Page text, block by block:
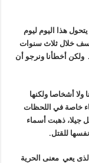
هذا اليوم ليوم
خلال ثلاث سنوات
ولكن أخطأنا ونرجو أن
ولا أشخاصا ولكنها
خاصة في اللحظات
جيلا، ذهبت أسماء
للقتل.
يعي معنى الحرية